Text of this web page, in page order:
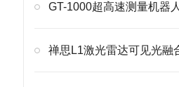
GT-1000超高速测量机器
禅思L1激光雷达可见光融